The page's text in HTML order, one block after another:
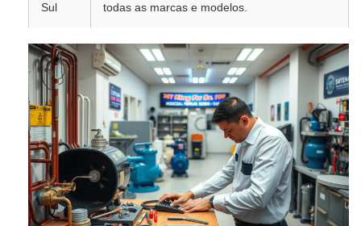
Sul
todas as marcas e modelos.